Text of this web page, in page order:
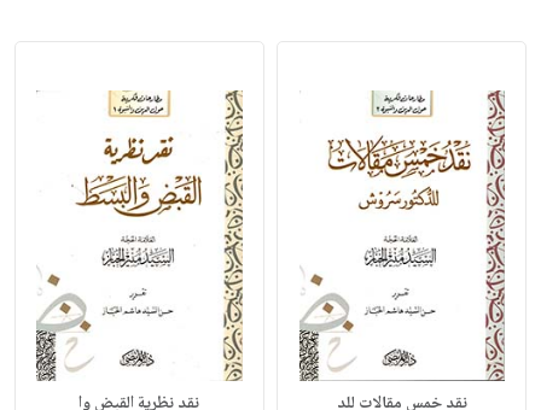
نقد خمس مقالات للد نقد نظرية القبض وا